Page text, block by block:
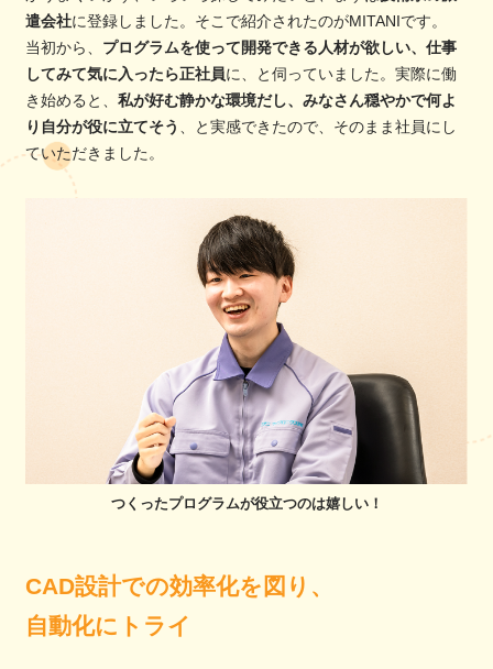
遣会社に登録しました。そこで紹介されたのがMITANIです。
当初から、 プログラムを使って開発できる人材が欲しい、仕事
してみて気に入ったら正社員に、と伺っていました。実際に働
き始めると、 私が好む静かな環境だし、みなさん穏やかで何よ
り自分が役に立てそう 、と実感できたので、そのまま社員にし
ていただきました。
つくったプログラムが役立つのは嬉しい！
CAD設計での効率化を図り、
自動化にトライ